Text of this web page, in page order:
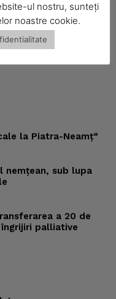
la Piatra-Neamţ“
nemţean, sub lupa
a 20 de
palliative
ul nostru, sunteți
noastre cookie.